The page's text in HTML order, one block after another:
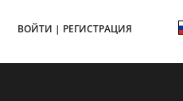
ВОЙТИ | РЕГИСТРАЦИЯ